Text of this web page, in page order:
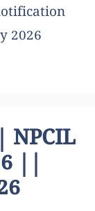
2026
NPCIL
||